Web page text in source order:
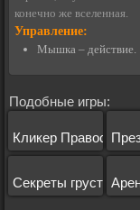
конечно же вселенная.
Управление:
Мышка – действие.
Подобные игры:
Кликер Правосудия
Секреты грустных